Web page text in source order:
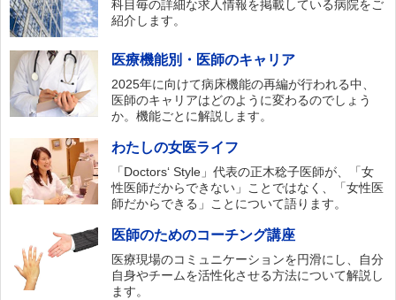
科目毎の詳細な求人情報を掲載している病院をご
紹介します。
医療機能別・医師のキャリア
2025年に向けて病床機能の再編が行われる中、
医師のキャリアはどのように変わるのでしょう
か。機能ごとに解説します。
わたしの女医ライフ
「Doctors‘ Style」代表の正木稔子医師が、「女
性医師だからできない」ことではなく、「女性医
師だからできる」ことについて語ります。
医師のためのコーチング講座
医療現場のコミュニケーションを円滑にし、自分
自身やチームを活性化させる方法について解説し
ます。